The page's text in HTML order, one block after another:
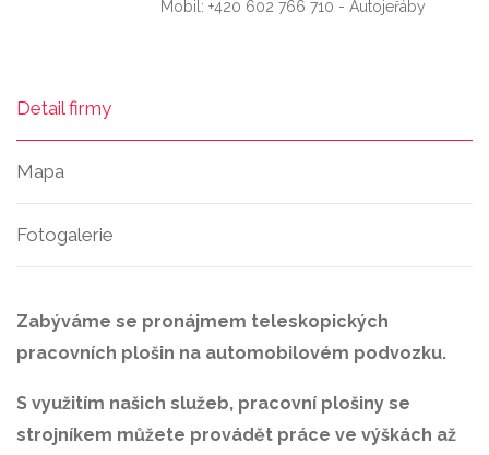
Mobil: +420 602 766 710 - Autojeřáby
Detail firmy
Mapa
Fotogalerie
Zabýváme se pronájmem teleskopických
pracovních plošin na automobilovém podvozku.
S využitím našich služeb, pracovní plošiny se
strojníkem můžete provádět práce ve výškách až